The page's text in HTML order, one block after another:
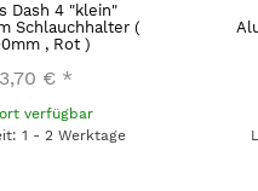
Dash 4 "klein"
Schlauchhalter (
, Rot )
3,70 € *
verfügbar
1 - 2 Werktage